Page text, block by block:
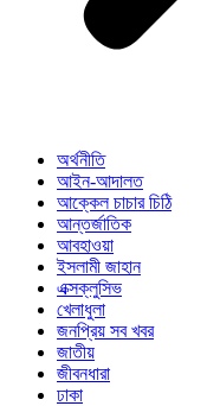
অর্থনীতি
আইন-আদালত
আক্কেল চাচার চিঠি
আন্তর্জাতিক
আবহাওয়া
ইসলামী জাহান
এক্সক্লুসিভ
খেলাধুলা
জনপ্রিয় সব খবর
জাতীয়
জীবনধারা
ঢাকা